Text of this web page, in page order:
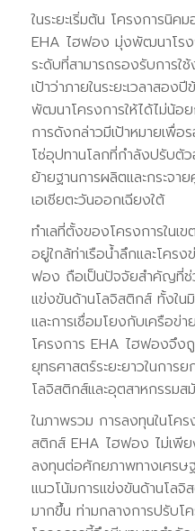
ในระยะเริ่มต้น โครงการนิค
EHA ไฮฟอง มุ่งพัฒนาโรง
ระดับที่สามารถรองรับการใ
เป้าว่าภายในระยะเวลาสอง
พัฒนาโครงการให้ได้ไม่น้อ
การดังกล่าวมีเป้าหมายเพื่
โซ่อุปทานโลกที่กำลังปรับตัว
ย้ายฐานการผลิตและกระจ
เอเชียตะวันออกเฉียงใต้
ทำเลที่ตั้งของโครงการใน
อยู่ใกล้ท่าเรือน้ำลึกและโคร
ฟอง ถือเป็นปัจจัยสำคัญที่ช่
แข่งขันด้านโลจิสติกส์ ทั้งใน
และการเชื่อมโยงกับเครือข่า
โครงการ EHA ไฮฟองจึง
ยุทธศาสตร์ระยะยาวในการ
โลจิสติกส์และอุตสาหกรรมส
ในภาพรวม การลงทุนในโค
สติกส์ EHA ไฮฟอง ไม่เพี
ลงทุนต่อศักยภาพทางเศรษ
แนวโน้มการแข่งขันด้านโลจิ
มากขึ้น ท่ามกลางการปรับโ